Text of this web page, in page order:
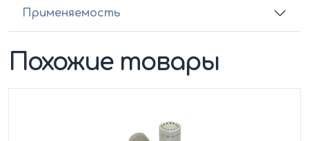
Применяемость
Похожие товары